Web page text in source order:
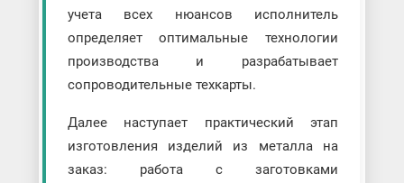
учета всех нюансов исполнитель
определяет оптимальные технологии
производства и разрабатывает
сопроводительные техкарты.
Далее наступает практический этап
изготовления изделий из металла на
заказ: работа с заготовками